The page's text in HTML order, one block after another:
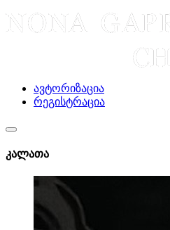
ავტორიზაცია
რეგისტრაცია
კალათა